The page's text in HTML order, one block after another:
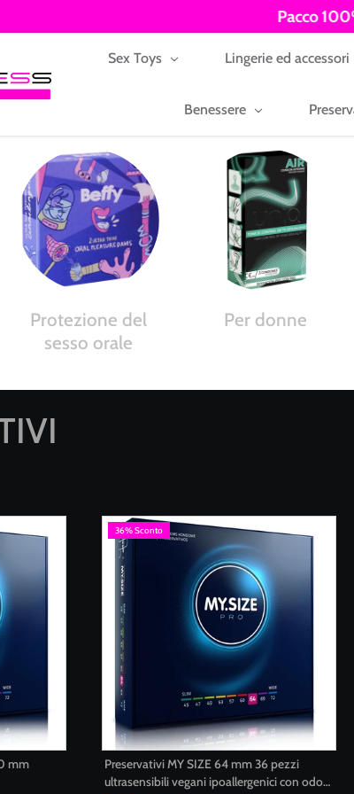
Pacco
Sex Toys Lingerie ed accessori
Benessere
Protezione del
sesso orale
Per donne
mm
36% Sconto
Preservativi MY SIZE 64 mm 36 pezzi
ultrasensibili vegani ipoallergenici con odore